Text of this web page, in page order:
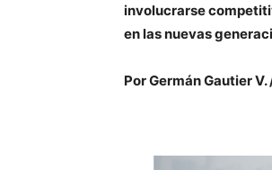
involucrarse
en las nuevas
Por Germán Gautier